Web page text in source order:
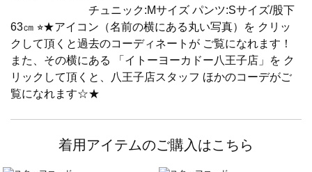
チュニック:Mサイズ パンツ:Sサイズ/股下
63㎝ ⭐︎★アイコン（名前の横にある丸い写真）を クリッ
クして頂くと過去のコーディネートが ご覧になれます！
また、その横にある 「イトーヨーカドー八王子店」を ク
リックして頂くと、八王子店スタッフ ほかのコーデがご
覧になれます☆★
着用アイテムのご購入はこちら